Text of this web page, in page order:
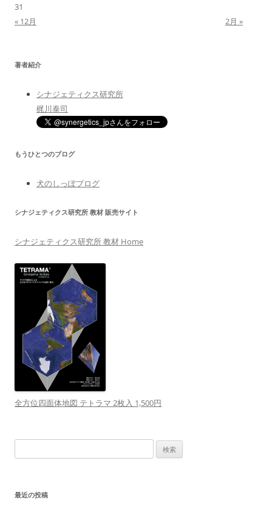
31
« 12月
2月 »
著者紹介
シナジェティクス研究所
梶川泰司
もうひとつのブログ
犬のしっぽブログ
シナジェティクス研究所 教材 販売サイト
シナジェティクス研究所 教材 Home
全方位四面体地図 テトラマ 2枚入 1,500円
索:
最近の投稿